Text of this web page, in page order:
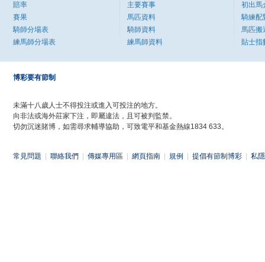
賠率
賽果
騎師分場表
練馬師分場表
主要賽事
馬匹資料
騎師資料
練馬師資料
初出馬
騎練配
馬匹搬
貼士指
博彩要有節制
未滿十八歲人士不得投注或進入可投注的地方。
向非法或海外莊家下注，即屬違法，且可被判監禁。
切勿沉迷賭博，如需尋求輔導協助，可致電平和基金熱線1834 633。
常見問題 聯絡我們 傳媒專用區 網頁指南 規例 提倡有節制博彩 私